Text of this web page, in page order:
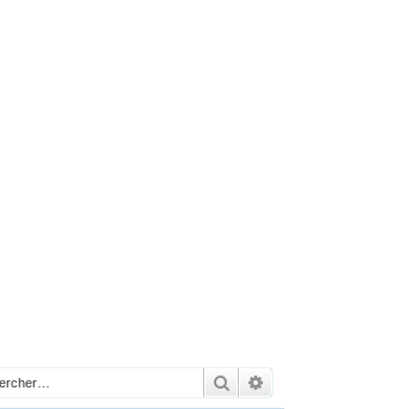
Rechercher